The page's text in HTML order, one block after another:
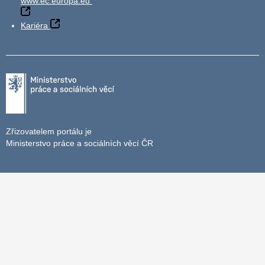
Kariéra
Zřizovatelem portálu je
Ministerstvo práce a sociálních věcí ČR